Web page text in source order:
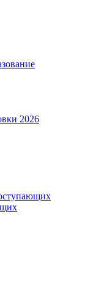
2026